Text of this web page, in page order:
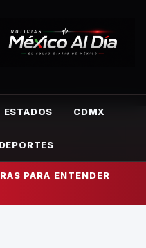
ESTADOS CDMX
DEPORTES
PARA ENTENDER